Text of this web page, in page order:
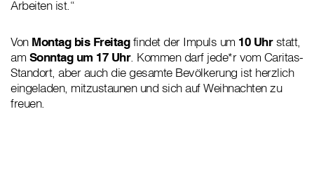
Arbeiten ist.“
Von Montag bis Freitagfindet der Impuls um 10 Uhrstatt,
am Sonntag um 17 Uhr. Kommen darf jede*r vom Caritas-
Standort, aber auch die gesamte Bevölkerung ist herzlich
eingeladen, mitzustaunen und sich auf Weihnachten zu
freuen.